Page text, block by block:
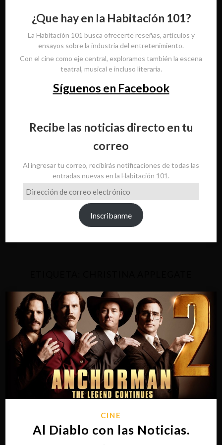
¿Que hay en la Habitación 101?
La Habitación 101 busca ofrecerte reseñas, artículos y
ensayos sobre la industria del entretenimiento.
Con el cine como eje central, exploramos también la escena
teatral, musical e incluso literaria.
Síguenos en Facebook
Recibe las noticias directo en tu
correo
Al ingresar tu correo, recibirás notificaciones de todas las
entradas nuevas en la Habitación 101.
Dirección
de
Inscribanme
CINE
Al Diablo con las Noticias.